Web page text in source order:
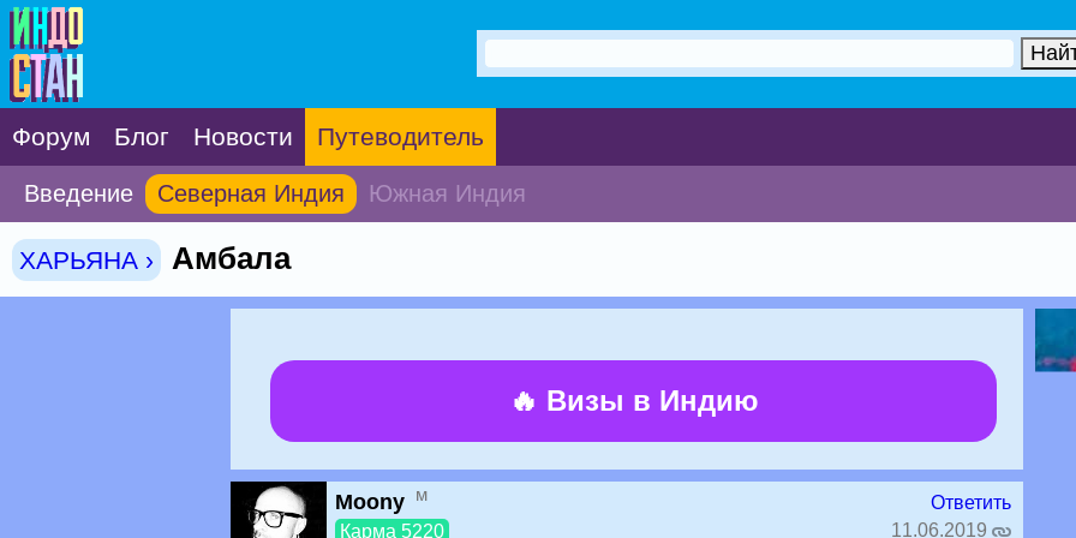
Форум Блог Новости Путеводитель
Введение Северная Индия Южная Индия
ХАРЬЯНА › Амбала
🔥 Визы в Индию
Moony м
Карма 5220
Ответить
11.06.2019